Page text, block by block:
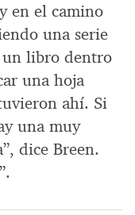
en el camino
una serie
un libro dentro
una hoja
ahí. Si
una muy
dice Breen.